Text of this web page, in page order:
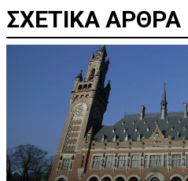
ΣΧΕΤΙΚΑ ΑΡΘΡΑ